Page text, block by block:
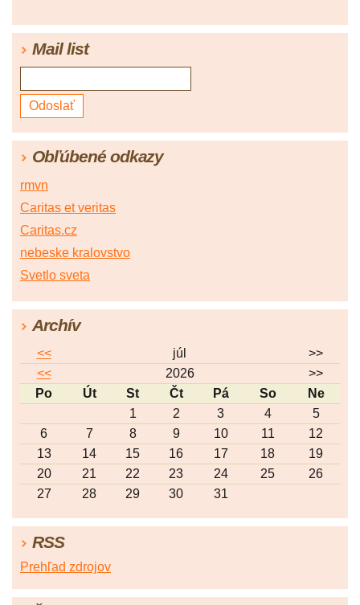
Mail list
Obľúbené odkazy
rmvn
Caritas et veritas
Caritas.cz
nebeske kralovstvo
Svetlo sveta
Archív
<< júl
>>
<<
2026
>>
Po
Út St Čt Pá So
Ne
1
2 3 4
5
6
7 8 9 10 11
12
13
14 15 16 17 18
19
20
21 22 23 24 25
26
27
28 29 30 31
RSS
Prehľad zdrojov